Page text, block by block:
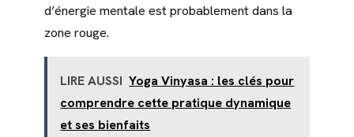
d’énergie mentale est probablement dans la
zone rouge.
LIRE AUSSI Yoga Vinyasa : les clés pour
comprendre cette pratique dynamique
et ses bienfaits